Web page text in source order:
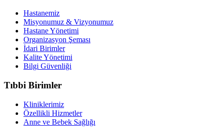
Hastanemiz
Misyonumuz & Vizyonumuz
Hastane Yönetimi
Organizasyon Şeması
İdari Birimler
Kalite Yönetimi
Bilgi Güvenliği
Tıbbi Birimler
Kliniklerimiz
Özellikli Hizmetler
Anne ve Bebek Sağlığı